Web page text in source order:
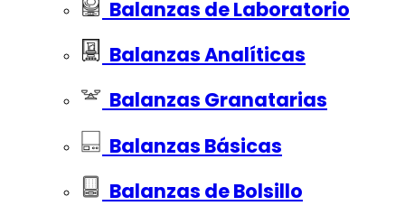
Balanzas de Laboratorio
Balanzas Analíticas
Balanzas Granatarias
Balanzas Básicas
Balanzas de Bolsillo